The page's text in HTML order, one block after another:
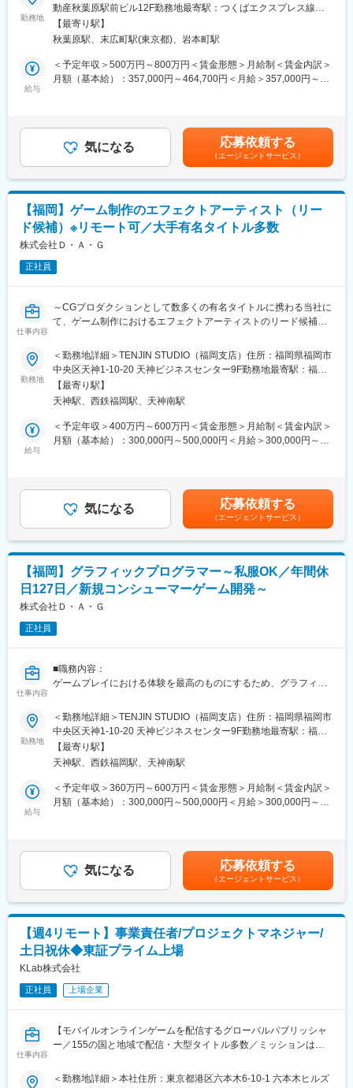
ーム開発部門には約60名の社員が在籍しています
・平均年齢29.8歳と若いメンバーが多く、活気のある職場です
・ここ数年は毎年10～20名程度の中途採用者が入社しており、多
くの中途社員が活躍しています
・全社の平均残業時間は月15時間未満となっており、残業が少な
く、オンオフの切替がしやすい環境です
よびプラットフォーム運営において、企画立案からリリース、運
用までの工程を一貫してリードするポジションです。
具体的には、ネイティブアプリやPC／SPブラウザゲームの仕様
策定、制作進行、品質管理に加え、販売計画やプロモーション戦
略の実行まで担っていただきます。単なる制作進行にとどまら
ず、マーケットの動向を捉え、タイトルをヒットさせるための戦
・自社オリジナルゲーム（アプリ・PC）の新規開発および運営に
おけるディレクション業務全般
・新規企画書、ゲーム仕様書の作成および制作進行管理
案・実行
・KPI分析に基づく改善施策の立案および運営、プラットフォーム
への提案
■採用背景：
当社は事業拡大に伴い、新たにゲームスタジオチームを設立しま
した。現在、既存のプラットフォーム運営に加え、第二の柱とな
る新規タイトルの開発を積極的に進めており、0から1を生み出す
フェーズにあります。開発中のタイトルおよび今後計画されてい
る新規プロジェクトにおいて、企画の深掘りやクオリティコント
プを持った人材が必要不可欠です。組織のコアメンバーとして、
開発体制の強化と事業成長を共に推進してくれる仲間を募集して
います。
◎0→1の立ち上げ経験
新規タイトルの開発初期段階から参画できるため、ゲームの世界
小規模組織のため意思決定が早く、プロモーションにおいてはメ
ディアミックスやSNSを活用した大胆な施策を自ら企画・実行で
きる環境です。
◎キャリアパス
まずはディレクターとして活躍いただき、将来的にはプロデュー
サーとして事業全体を統括するポジションへのステップアップも
可能です。
変更の範囲：会社の定める業務
勤務地
動産秋葉原駅前ビル12F勤務地最寄駅：つくばエクスプレス線／
秋葉原駅受動喫煙対策：屋内全面禁煙変更の範囲：会社の定める
事業所
【最寄り駅】
秋葉原駅、末広町駅(東京都)、岩本町駅
給与
＜予定年収＞500万円～800万円＜賃金形態＞月給制＜賃金内訳＞
月額（基本給）：357,000円～464,700円＜月給＞357,000円～
期間・評価に応じて変動■昇給年1回（4月）※入社時の評価に応じ
企画業務型裁量労働制の適用対象の場合、年俸制（月給×12ヶ月
分）が想定年収となります。賃金はあくまでも目安の金額であ
り、選考を通じて上下する可能性があります。月給(月額)は固定手
当を含めた表記です。
気になる 応募依頼する
（エージェントサービス）
【福岡】ゲーム制作のエフェクトアーティスト（リー
ド候補）※リモート可／大手有名タイトル多数
株式会社Ｄ・Ａ・Ｇ
正社員
仕事内容
～CGプロダクションとして数多くの有名タイトルに携わる当社に
て、ゲーム制作におけるエフェクトアーティストのリード候補を
■業務内容
担当プロジェクトにおける「エフェクトのディレクション」、
「エフェクトチームのマネジメント」、「エフェクトの仕様策
定、品質向上、量産管理」を行って頂きます。
■配属先について
■就業環境／社内の雰囲気：
・平均年齢29.8歳と若く活気ある職場です。社員は私服で勤務を
行っており、堅苦しい雰囲気はありません。
・就業環境の整備に注力しています。デスクはコクヨのスタンデ
ィングデスクを採用しており、電動式で椅子の高さを調整できる
ため長時間の作業にも、負担を軽減させ、集中できる環境です。
勤務地
＜勤務地詳細＞TENJIN STUDIO（福岡支店）住所：福岡県福岡市
中央区天神1-10-20 天神ビジネスセンター9F勤務地最寄駅：福岡
市営地下鉄空港線／天神駅受動喫煙対策：敷地内喫煙可能場所あ
り
【最寄り駅】
天神駅、西鉄福岡駅、天神南駅
給与
＜予定年収＞400万円～600万円＜賃金形態＞月給制＜賃金内訳＞
月額（基本給）：300,000円～500,000円＜月給＞300,000円～
までも目安の金額であり、選考を通じて上下する可能性がありま
す。月給(月額)は固定手当を含めた表記です。
気になる 応募依頼する
（エージェントサービス）
【福岡】グラフィックプログラマー～私服OK／年間休
日127日／新規コンシューマーゲーム開発～
株式会社Ｄ・Ａ・Ｇ
正社員
仕事内容
■職務内容：
ゲームプレイにおける体験を最高のものにするため、グラフィッ
ットを作るための方針を策定していただきたいと思っています。
具体的には…
・シェーダーやポストエフェクトの制作
・ゲームエンジンの改造や機能追加
・パフォーマンス／メモリ使用量の分析および改善
・アーティスト向けのツールを開発および保守
■組織構成
ゲーム開発を担う部門で約60名のスタッフが在籍しています（デ
ザイナー／プログラマー／ゲームデザイナー 等）
門と連携しながら制作を進めています。
■働き方
出社をベースにしておりますが、個人や業務の状況に合わせて、
出社とリモートワークを柔軟に切り替えながら働いています。平
均残業時間は「15時間／月」未満で、多くのスタッフが19時～20
時の間に退社しています。
■D・A・Gの魅力
弊社の技術は業界内でも高く評価され、設立当初から「徹底した
に大手企業の超有名タイトルを手がけてきました。
勤務地
＜勤務地詳細＞TENJIN STUDIO（福岡支店）住所：福岡県福岡市
中央区天神1-10-20 天神ビジネスセンター9F勤務地最寄駅：福岡
市営地下鉄空港線／天神駅受動喫煙対策：敷地内喫煙可能場所あ
り
【最寄り駅】
天神駅、西鉄福岡駅、天神南駅
給与
＜予定年収＞360万円～600万円＜賃金形態＞月給制＜賃金内訳＞
月額（基本給）：300,000円～500,000円＜月給＞300,000円～
気になる 応募依頼する
（エージェントサービス）
【週4リモート】事業責任者/プロジェクトマネジャー/
土日祝休◆東証プライム上場
KLab株式会社
正社員 上場企業
仕事内容
【モバイルオンラインゲームを配信するグローバルパブリッシャ
ー／155の国と地域で配信・大型タイトル多数／ミッションは
＜勤務地詳細＞本社住所：東京都港区六本木6-10-1 六本木ヒルズ